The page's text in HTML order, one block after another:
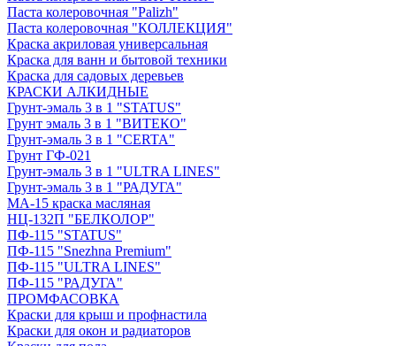
Паста колеровочная "Palizh"
Паста колеровочная "КОЛЛЕКЦИЯ"
Краска акриловая универсальная
Краска для ванн и бытовой техники
Краска для садовых деревьев
КРАСКИ АЛКИДНЫЕ
Грунт-эмаль 3 в 1 "STATUS"
Грунт эмаль 3 в 1 "ВИТЕКО"
Грунт-эмаль 3 в 1 "CERTA"
Грунт ГФ-021
Грунт-эмаль 3 в 1 "ULTRA LINES"
Грунт-эмаль 3 в 1 "РАДУГА"
МА-15 краска масляная
НЦ-132П "БЕЛКОЛОР"
ПФ-115 "STATUS"
ПФ-115 "Snezhna Premium"
ПФ-115 "ULTRA LINES"
ПФ-115 "РАДУГА"
ПРОМФАСОВКА
Краски для крыш и профнастила
Краски для окон и радиаторов